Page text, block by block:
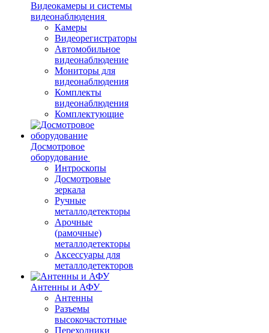
Видеокамеры и системы
видеонаблюдения
Камеры
Видеорегистраторы
Автомобильное
видеонаблюдение
Мониторы для
видеонаблюдения
Комплекты
видеонаблюдения
Комплектующие
Досмотровое
оборудование
Интроскопы
Досмотровые
зеркала
Ручные
металлодетекторы
Арочные
(рамочные)
металлодетекторы
Аксессуары для
металлодетекторов
Антенны и АФУ
Антенны
Разъемы
высокочастотные
Переходники